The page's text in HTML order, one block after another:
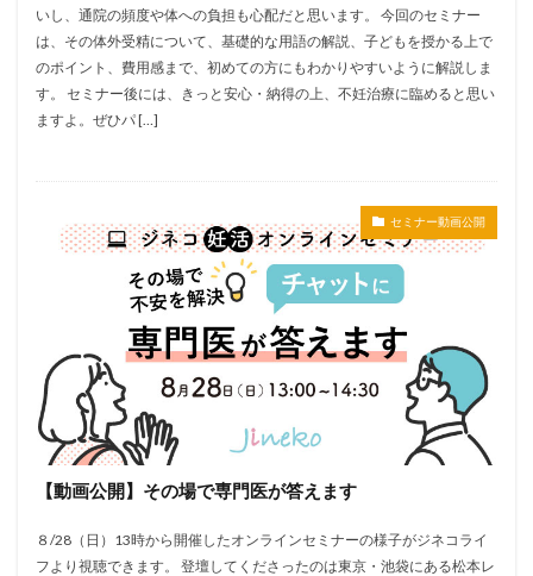
いし、通院の頻度や体への負担も心配だと思います。 今回のセミナー
は、その体外受精について、基礎的な用語の解説、子どもを授かる上で
のポイント、費用感まで、初めての方にもわかりやすいように解説しま
す。 セミナー後には、きっと安心・納得の上、不妊治療に臨めると思い
ますよ。ぜひパ […]
セミナー動画公開
【動画公開】その場で専門医が答えます
８/28（日）13時から開催したオンラインセミナーの様子がジネコライ
フより視聴できます。 登壇してくださったのは東京・池袋にある松本レ